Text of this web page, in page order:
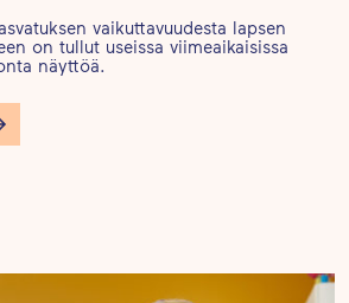
vaikuttavuudesta lapsen
on tullut useissa viimeaikaisissa
näyttöä.